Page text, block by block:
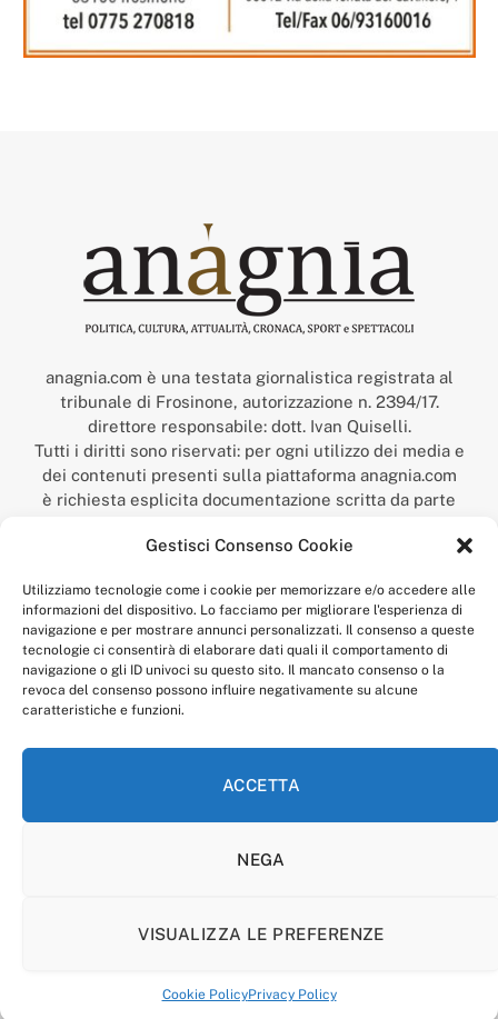
Gestisci Consenso Cookie
Utilizziamo tecnologie come i cookie per memorizzare e/o accedere alle
informazioni del dispositivo. Lo facciamo per migliorare l'esperienza di
navigazione e per mostrare annunci personalizzati. Il consenso a queste
tecnologie ci consentirà di elaborare dati quali il comportamento di
navigazione o gli ID univoci su questo sito. Il mancato consenso o la
revoca del consenso possono influire negativamente su alcune
caratteristiche e funzioni.
ACCETTA
NEGA
VISUALIZZA LE PREFERENZE
Cookie PolicyPrivacy Policy
anagnia.com è una testata giornalistica registrata al
tribunale di Frosinone, autorizzazione n. 2394/17.
direttore responsabile: dott. Ivan Quiselli.
Tutti i diritti sono riservati: per ogni utilizzo dei media e
dei contenuti presenti sulla piattaforma anagnia.com
è richiesta esplicita documentazione scritta da parte
“Anagnia” è un marchio registrato presso l’Ufficio Italiano
Economico,
num. registrazione: 302017000014044 del 9 febbraio 2017.
Per contatti:redazione@anagnia.com
COOKIE POLICY